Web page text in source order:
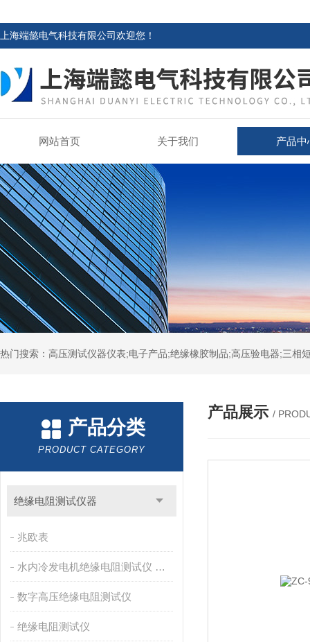
上海端懿电气科技有限公司欢迎您！
网站首页 关于我们 产品中
热门搜索：高压测试仪器仪表;电子产品;绝缘橡胶制品;高压验电器;三
产品分类
PRODUCT CATEGORY
绝缘电阻测试仪器
兆欧表
水内冷发电机绝缘电阻测试仪 兆欧表
数字高压绝缘电阻测试仪
绝缘电阻测试仪
产品展示 /